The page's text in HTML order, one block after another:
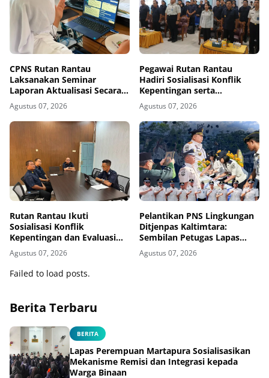
CPNS Rutan Rantau
Laksanakan Seminar
Laporan Aktualisasi Secara
Virtual
Agustus 07, 2026
Pegawai Rutan Rantau
Hadiri Sosialisasi Konflik
Kepentingan serta
Monitoring dan Evaluasi
Caraka LHKAN di Kanwil
Ditjenpas Kalsel
Agustus 07, 2026
Rutan Rantau Ikuti
Sosialisasi Konflik
Kepentingan dan Evaluasi
Caraka LHKAN Secara Virtual
Agustus 07, 2026
Pelantikan PNS Lingkungan
Ditjenpas Kaltimtara:
Sembilan Petugas Lapas
Bontang Resmi Diangkat
Agustus 07, 2026
Failed to load posts.
Berita Terbaru
BERITA
Lapas Perempuan Martapura Sosialisasikan
Mekanisme Remisi dan Integrasi kepada
Warga Binaan